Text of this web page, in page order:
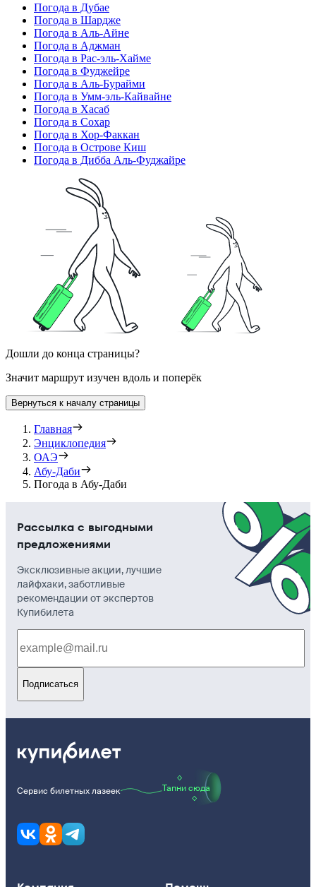
Погода в Дубае
Погода в Шардже
Погода в Аль-Айне
Погода в Аджман
Погода в Рас-эль-Хайме
Погода в Фуджейре
Погода в Аль-Бурайми
Погода в Умм-эль-Кайвайне
Погода в Хасаб
Погода в Сохар
Погода в Хор-Факкан
Погода в Острове Киш
Погода в Дибба Аль-Фуджайре
Дошли до конца страницы?
Значит маршрут изучен вдоль и поперёк
Вернуться к началу страницы
Главная
Энциклопедия
ОАЭ
Абу-Даби
Погода в Абу-Даби
Рассылка с выгодными
предложениями
Эксклюзивные акции, лучшие
лайфхаки, заботливые
рекомендации от экспертов
Купибилета
Подписаться
Сервис билетных лазеек Тапни сюда